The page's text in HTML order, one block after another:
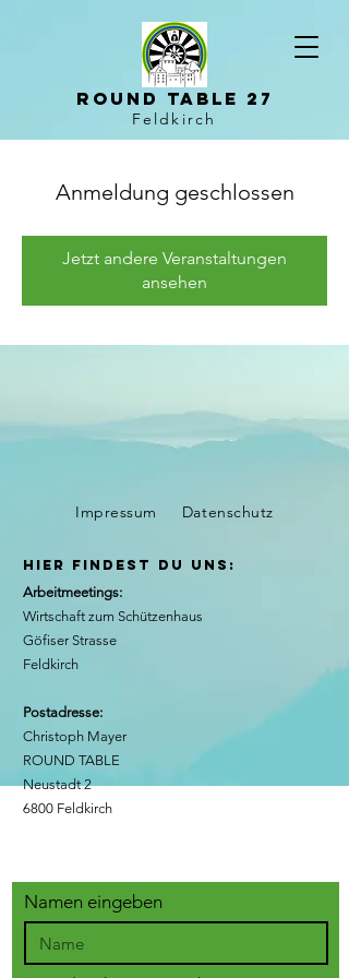
Round Table 27
Feldkirch
Anmeldung geschlossen
Jetzt andere Veranstaltungen
ansehen
Impressum Datenschutz
hier findest du uns:
Arbeitmeetings:
Wirtschaft zum Schützenhaus
Göfiser Strasse
Feldkirch
Postadresse:
Christoph Mayer
ROUND TABLE
Neustadt 2
6800 Feldkirch
Namen eingeben